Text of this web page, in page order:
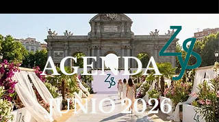
AGENDA
JUNIO 2026